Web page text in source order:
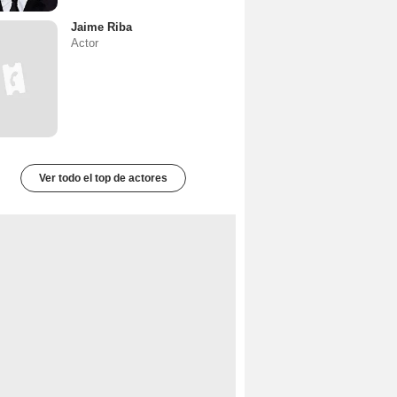
Jaime Riba
Actor
Ver todo el top de actores